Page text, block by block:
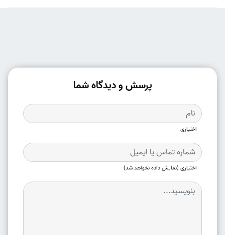
پرسش و دیدگاه شما
اختیاری
اختیاری (نمایش داده نخواهد شد)